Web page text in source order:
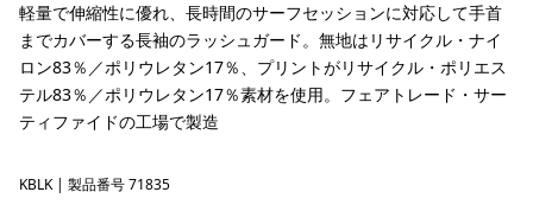
軽量で伸縮性に優れ、長時間のサーフセッションに対応して手首
までカバーする長袖のラッシュガード。無地はリサイクル・ナイ
ロン83％／ポリウレタン17％、プリントがリサイクル・ポリエス
テル83％／ポリウレタン17％素材を使用。フェアトレード・サー
ティファイドの工場で製造
Kaleido Bloom: Black
KBLK | 製品番号 71835